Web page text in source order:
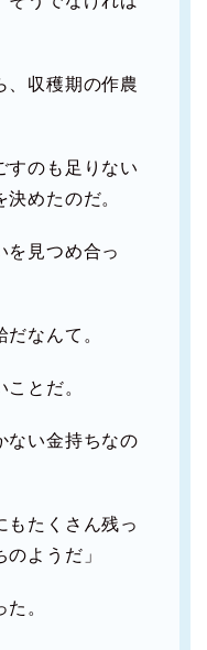
、収穫期の作農
すのも足りない
めたのだ。
を見つめ合っ
なんて。
とだ。
ない金持ちなの
もたくさん残っ
ようだ」
。